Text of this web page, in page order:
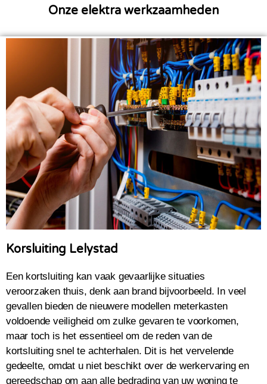
Onze elektra werkzaamheden
Korsluiting Lelystad
Een kortsluiting kan vaak gevaarlijke situaties
veroorzaken thuis, denk aan brand bijvoorbeeld. In veel
gevallen bieden de nieuwere modellen meterkasten
voldoende veiligheid om zulke gevaren te voorkomen,
maar toch is het essentieel om de reden van de
kortsluiting snel te achterhalen. Dit is het vervelende
gedeelte, omdat u niet beschikt over de werkervaring en
gereedschap om aan alle bedrading van uw woning te